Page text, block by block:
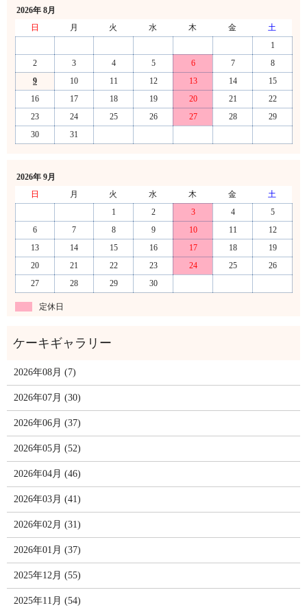
2026年 8月
日
月 火 水 木 金
土
1
2
3 4 5 6 7
8
9
10 11 12 13 14
15
16
17 18 19 20 21
22
23
24 25 26 27 28
29
30
31
2026年 9月
日
月 火 水 木 金
土
1
2 3 4
5
6
7 8 9 10 11
12
13
14 15 16 17 18
19
20
21 22 23 24 25
26
27
28 29 30
定休日
2026年08月 (7)
2026年07月 (30)
2026年06月 (37)
2026年05月 (52)
2026年04月 (46)
2026年03月 (41)
2026年02月 (31)
2026年01月 (37)
2025年12月 (55)
2025年11月 (54)